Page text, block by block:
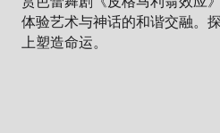
体验艺术与神话的和谐交融。
上塑造命运。